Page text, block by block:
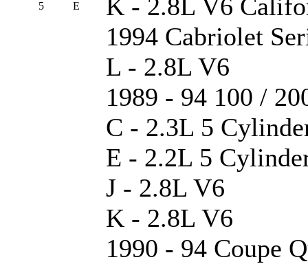
5 E
K - 2.8L V6
1994 Cabriolet
L - 2.8L V6
1989 - 94 100 /
C - 2.3L 5
E - 2.2L 5
J - 2.8L V6
K - 2.8L V6
1990 - 94 Coupe